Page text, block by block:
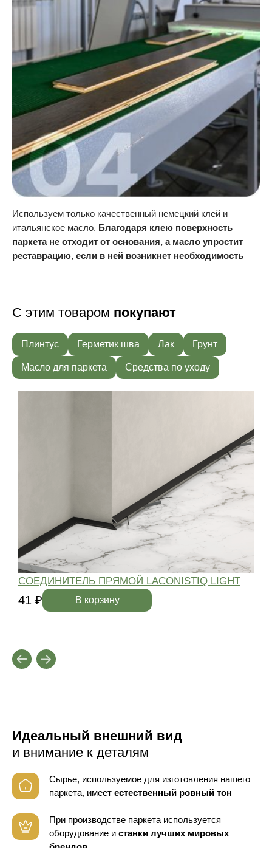
Используем только качественный немецкий клей и
итальянское масло. Благодаря клею поверхность
паркета не отходит от основания, а масло упростит
реставрацию, если в ней возникнет необходимость
С этим товаром покупают
Плинтус Герметик шва Лак Грунт
Масло для паркета Средства по уходу
СОЕДИНИТЕЛЬ ПРЯМОЙ LACONISTIQ LIGHT
41 ₽ В корзину
Идеальный внешний вид
и внимание к деталям
Сырье, используемое для изготовления нашего
паркета, имеет естественный ровный тон
При производстве паркета используется
оборудование и станки лучших мировых